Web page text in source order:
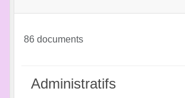
86 documents
Administratifs